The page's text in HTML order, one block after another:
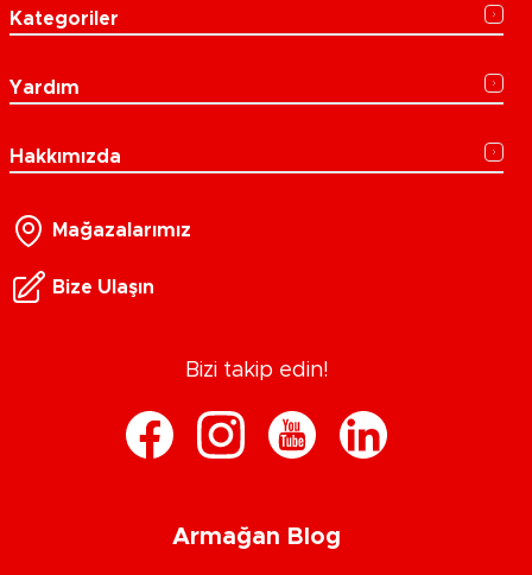
Kategoriler
Yardım
Hakkımızda
Mağazalarımız
Bize Ulaşın
Bizi takip edin!
Armağan Blog